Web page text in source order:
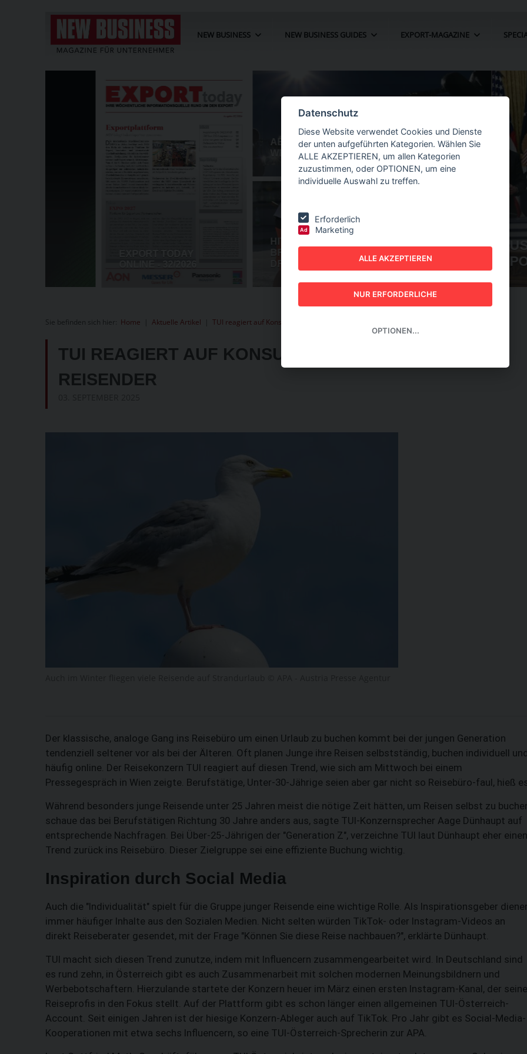
NEW BUSINESS NEW BUSINESS GUIDES EXPORT-MAGAZINE
USA: MINDESTPREISE UND ZÖLLE FÜR
POLYSILIZIUM-IMPORTE
GUIDES - AUTOMATION
GUIDE 2026
Sie befinden sich hier: Home Aktuelle Artikel TUI reagiert auf Konsumverhalten junger Reisender
TUI REAGIERT AUF KONSUMVERHALTEN JUNGER
REISENDER
Der klassische, analoge Gang ins Reisebüro um einen Urlaub zu buchen kommt bei der jungen Generation
tendenziell seltener vor als bei der Älteren. Oft planen Junge ihre Reisen selbstständig, buchen individuell und
häufig online. Der Reisekonzern TUI reagiert auf diesen Trend, wie sich am Mittwoch bei einem
Pressegespräch in Wien zeigte. Berufstätige, Unter-30-Jährige seien aber gar nicht so Reisebüro-faul, hieß
Während besonders junge Reisende unter 25 Jahren meist die nötige Zeit hätten, um Reisen selbst zu
schaue das bei Berufstätigen Richtung 30 Jahre anders aus, sagte TUI-Konzernsprecher Aage Dünhaupt auf
entsprechende Nachfragen. Bei Über-25-Jährigen der "Generation Z", verzeichne TUI laut Dünhaupt eher einen
Trend zurück ins Reisebüro. Dieser Zielgruppe sei eine effiziente Buchung wichtig.
Inspiration durch Social Media
Auch die "Individualität" spielt für die Gruppe junger Reisende eine wichtige Rolle. Als Inspirationsgeber
immer häufiger Inhalte aus den Sozialen Medien. Nicht selten würden TikTok- oder Instagram-Videos an
direkt Reiseberater gesendet, mit der Frage "Können Sie diese Reise nachbauen?", erklärte Dünhaupt.
TUI macht sich diesen Trend zunutze, indem mit Influencern zusammengearbeitet wird. In Deutschland sind
es rund zehn, in Österreich gibt es auch Zusammenarbeit mit solchen modernen Meinungsbildnern und
Werbebotschaftern. Hierzulande startete der Konzern heuer im März einen ersten Instagram-Kanal, der seine
Reiseprofis in den Fokus stellt. Auf der Plattform gibt es schon länger einen allgemeinen TUI-Österreich-
Account. Seit einigen Jahren ist der hiesige Konzern-Ableger auch auf TikTok. Pro Jahr gibt es Social-Media-
Kooperationen mit etwa sechs Influencern, so eine TUI-Österreich-Sprecherin zur APA.
Datenschutz
Diese Website verwendet Cookies und Dienste
der unten aufgeführten Kategorien. Wählen Sie
ALLE AKZEPTIEREN, um allen Kategorien
zuzustimmen, oder OPTIONEN, um eine
individuelle Auswahl zu treffen.
Erforderlich
Ad Marketing
ALLE AKZEPTIEREN
NUR ERFORDERLICHE
OPTIONEN...